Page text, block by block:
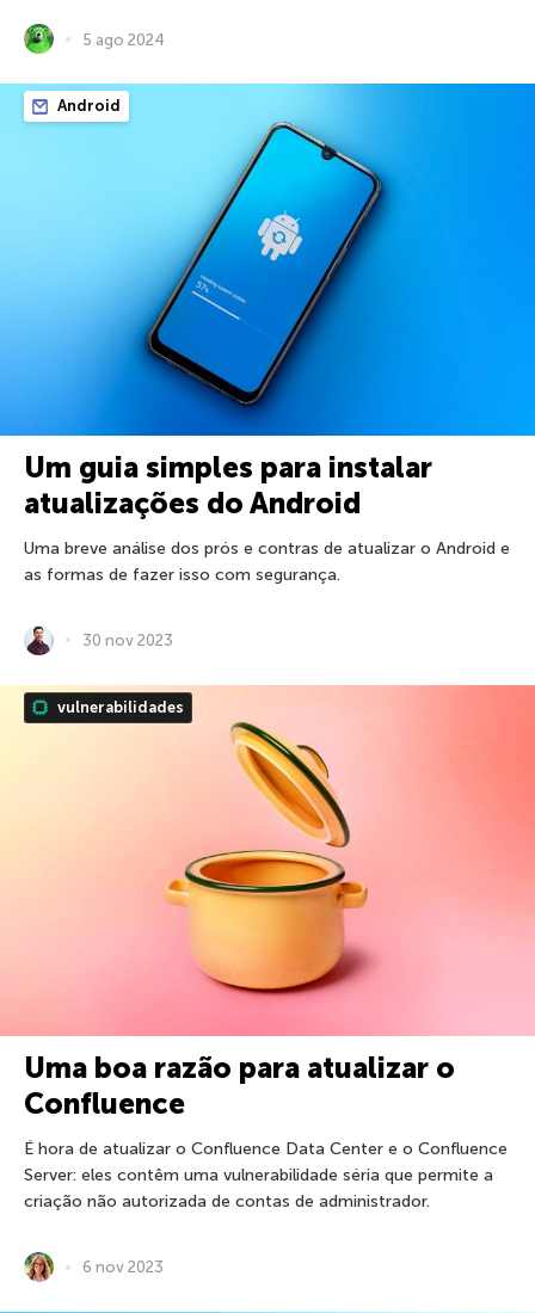
5 ago 2024
Android
Um guia simples para instalar
atualizações do Android
Uma breve análise dos prós e contras de atualizar o Android e
as formas de fazer isso com segurança.
30 nov 2023
vulnerabilidades
Uma boa razão para atualizar o
Confluence
É hora de atualizar o Confluence Data Center e o Confluence
Server: eles contêm uma vulnerabilidade séria que permite a
criação não autorizada de contas de administrador.
6 nov 2023